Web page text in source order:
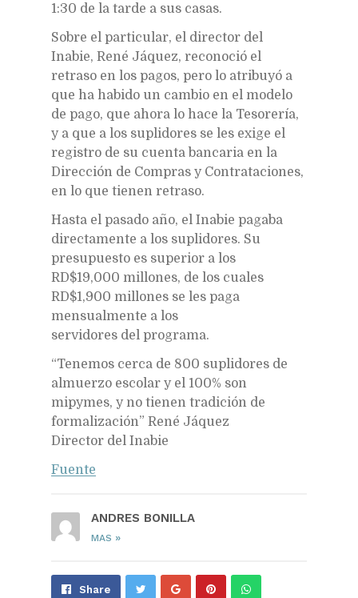
1:30 de la tarde a sus casas.
Sobre el particular, el director del
Inabie, René Jáquez, reconoció el
retraso en los pagos, pero lo atribuyó a
que ha habido un cambio en el modelo
de pago, que ahora lo hace la Tesorería,
y a que a los suplidores se les exige el
registro de su cuenta bancaria en la
Dirección de Compras y Contrataciones,
en lo que tienen retraso.
Hasta el pasado año, el Inabie pagaba
directamente a los suplidores. Su
presupuesto es superior a los
RD$19,000 millones, de los cuales
RD$1,900 millones se les paga
mensualmente a los
servidores del programa.
“Tenemos cerca de 800 suplidores de
almuerzo escolar y el 100% son
mipymes, y no tienen tradición de
formalización” René Jáquez
Director del Inabie
Fuente
ANDRES BONILLA
MAS »
Share Share Pin Send